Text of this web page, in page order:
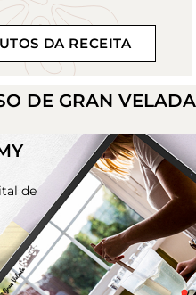
DA RECEITA
DE GRAN VELADA
de